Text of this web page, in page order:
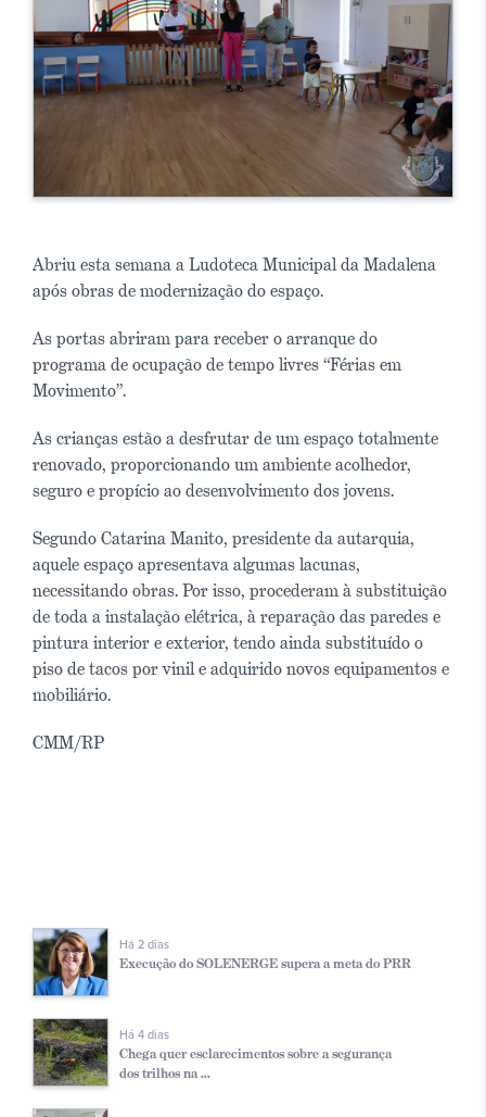
Abriu esta semana a Ludoteca Municipal da Madalena
após obras de modernização do espaço.
As portas abriram para receber o arranque do
programa de ocupação de tempo livres “Férias em
Movimento”.
As crianças estão a desfrutar de um espaço totalmente
renovado, proporcionando um ambiente acolhedor,
seguro e propício ao desenvolvimento dos jovens.
Segundo Catarina Manito, presidente da autarquia,
aquele espaço apresentava algumas lacunas,
necessitando obras. Por isso, procederam à substituição
de toda a instalação elétrica, à reparação das paredes e
pintura interior e exterior, tendo ainda substituído o
piso de tacos por vinil e adquirido novos equipamentos e
mobiliário.
CMM/RP
Há 2 dias
Execução do SOLENERGE supera a meta do PRR
Há 4 dias
Chega quer esclarecimentos sobre a segurança
dos trilhos na ...